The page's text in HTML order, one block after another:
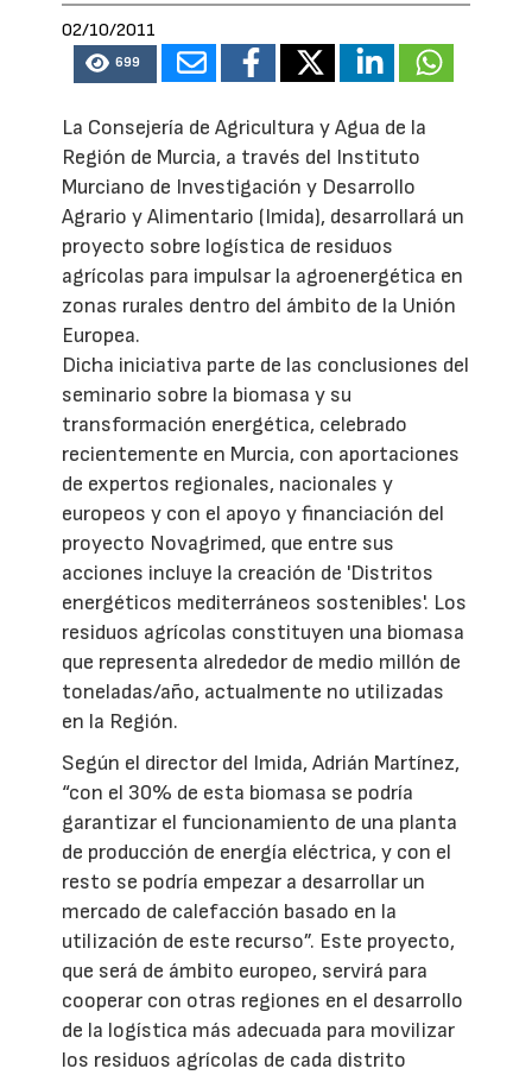
02/10/2011
699
La Consejería de Agricultura y Agua de la
Región de Murcia, a través del Instituto
Murciano de Investigación y Desarrollo
Agrario y Alimentario (Imida), desarrollará un
proyecto sobre logística de residuos
agrícolas para impulsar la agroenergética en
zonas rurales dentro del ámbito de la Unión
Europea.
Dicha iniciativa parte de las conclusiones del
seminario sobre la biomasa y su
transformación energética, celebrado
recientemente en Murcia, con aportaciones
de expertos regionales, nacionales y
europeos y con el apoyo y financiación del
proyecto Novagrimed, que entre sus
acciones incluye la creación de 'Distritos
energéticos mediterráneos sostenibles'. Los
residuos agrícolas constituyen una biomasa
que representa alrededor de medio millón de
toneladas/año, actualmente no utilizadas
en la Región.
Según el director del Imida, Adrián Martínez,
“con el 30% de esta biomasa se podría
garantizar el funcionamiento de una planta
de producción de energía eléctrica, y con el
resto se podría empezar a desarrollar un
mercado de calefacción basado en la
utilización de este recurso”. Este proyecto,
que será de ámbito europeo, servirá para
cooperar con otras regiones en el desarrollo
de la logística más adecuada para movilizar
los residuos agrícolas de cada distrito